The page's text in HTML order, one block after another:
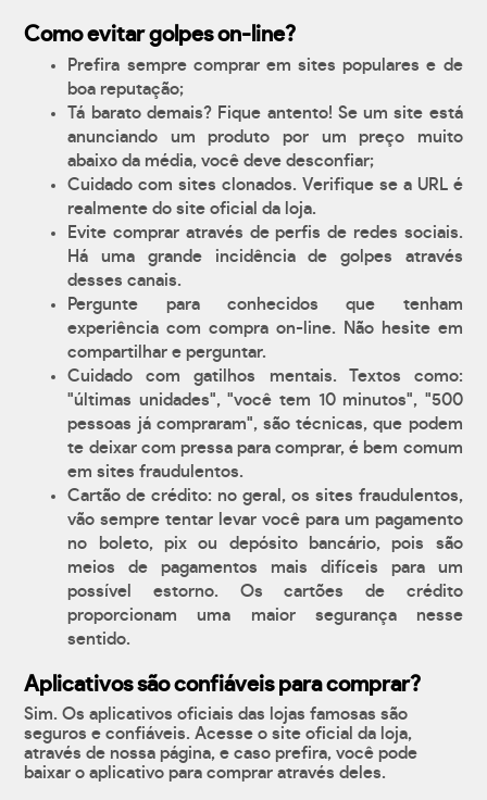
Como evitar golpes on-line?
Prefira sempre comprar em sites populares e de
boa reputação;
Tá barato demais? Fique antento! Se um site está
anunciando um produto por um preço muito
abaixo da média, você deve desconfiar;
Cuidado com sites clonados. Verifique se a URL é
realmente do site oficial da loja.
Evite comprar através de perfis de redes sociais.
Há uma grande incidência de golpes através
desses canais.
Pergunte para conhecidos que tenham
experiência com compra on-line. Não hesite em
compartilhar e perguntar.
Cuidado com gatilhos mentais. Textos como:
"últimas unidades", "você tem 10 minutos", "500
pessoas já compraram", são técnicas, que podem
te deixar com pressa para comprar, é bem comum
em sites fraudulentos.
Cartão de crédito: no geral, os sites fraudulentos,
vão sempre tentar levar você para um pagamento
no boleto, pix ou depósito bancário, pois são
meios de pagamentos mais difíceis para um
possível estorno. Os cartões de crédito
proporcionam uma maior segurança nesse
sentido.
Aplicativos são confiáveis para comprar?
Sim. Os aplicativos oficiais das lojas famosas são
seguros e confiáveis. Acesse o site oficial da loja,
através de nossa página, e caso prefira, você pode
baixar o aplicativo para comprar através deles.